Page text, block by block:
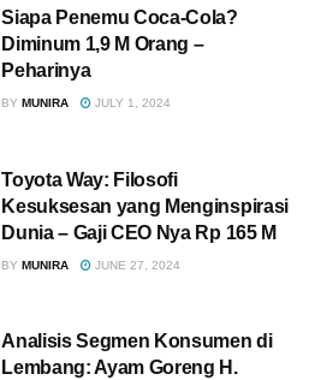
Siapa Penemu Coca-Cola?
Diminum 1,9 M Orang –
Peharinya
BY MUNIRA JULY 1, 2024
Toyota Way: Filosofi
Kesuksesan yang Menginspirasi
Dunia – Gaji CEO Nya Rp 165 M
BY MUNIRA JUNE 27, 2024
Analisis Segmen Konsumen di
Lembang: Ayam Goreng H.